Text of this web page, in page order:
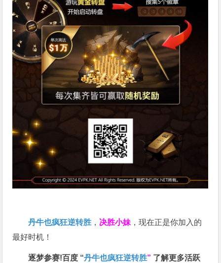
丹牛也疯狂逆转胜 ， 决胜小妹 ，现在正是你加入的
最好时机！
逐梦参赛!百度 “丹牛也疯狂逆转胜” 了解更多活跃